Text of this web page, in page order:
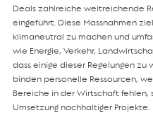
Deals zahlreiche weitreichende
eingeführt. Diese Massnahmen
klimaneutral zu machen und
wie Energie, Verkehr,
dass einige dieser Regelungen zu
binden personelle Ressourcen,
Bereiche in der Wirtschaft
Umsetzung nachhaltiger Projekte.